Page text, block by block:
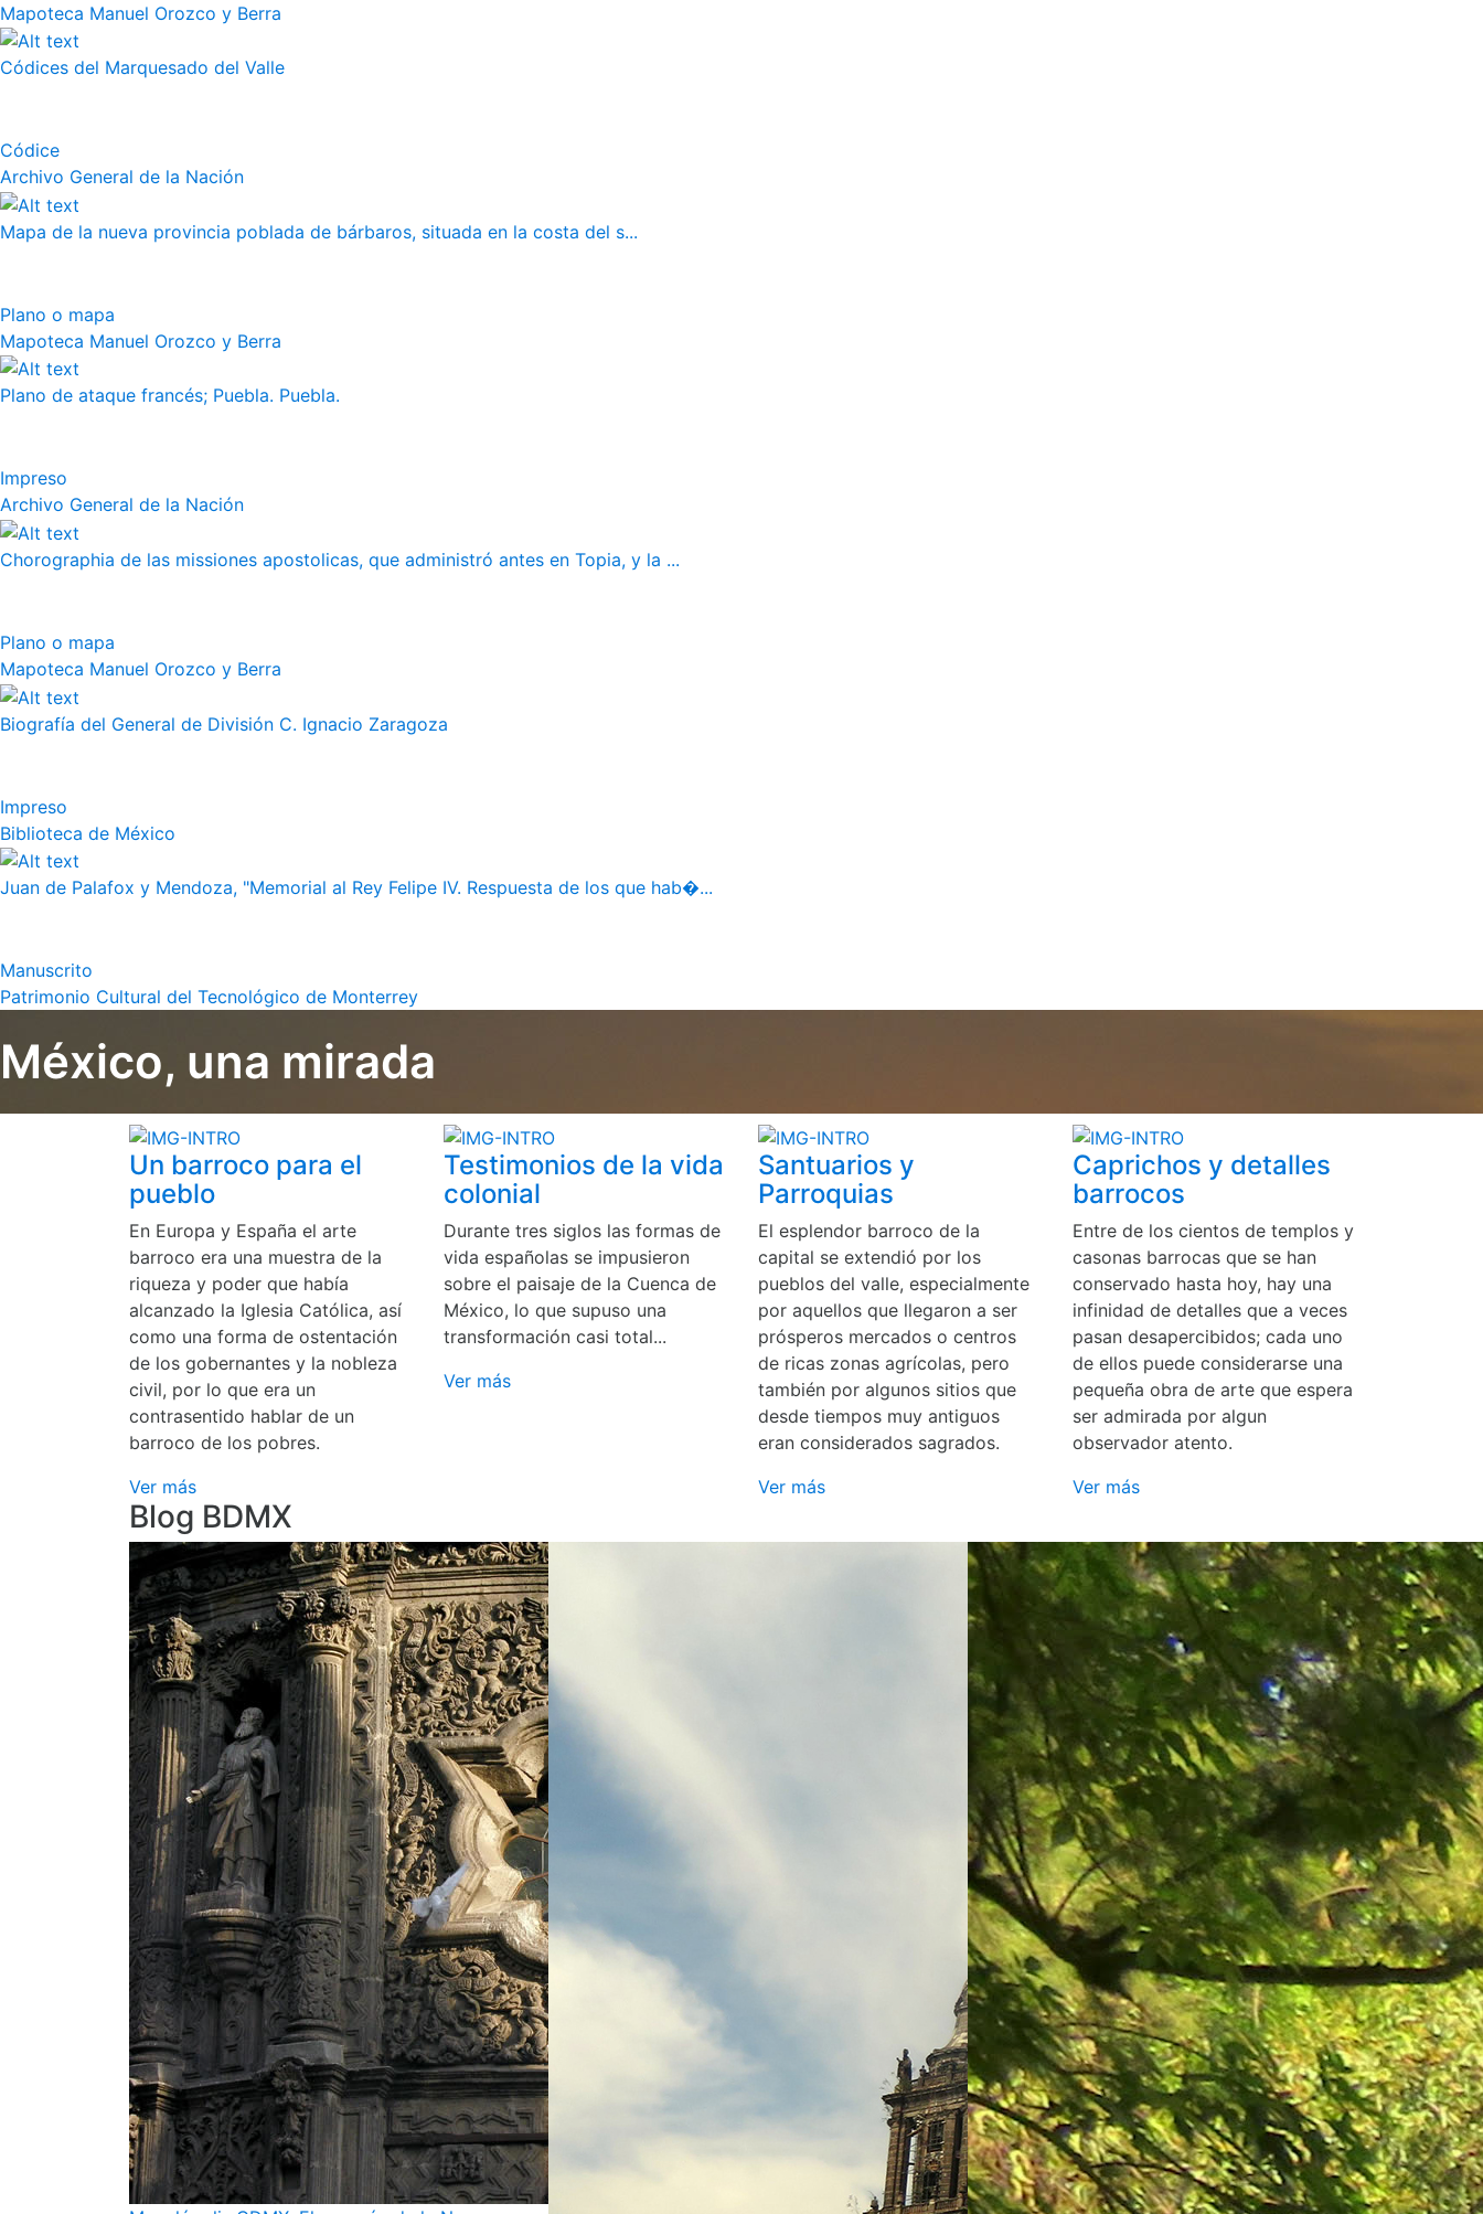
Mapoteca Manuel Orozco y Berra
Códices del Marquesado del Valle
Códice
Archivo General de la Nación
Mapa de la nueva provincia poblada de bárbaros, situada en la costa del s...
Plano o mapa
Mapoteca Manuel Orozco y Berra
Plano de ataque francés; Puebla. Puebla.
Impreso
Archivo General de la Nación
Chorographia de las missiones apostolicas, que administró antes en Topia, y la ...
Plano o mapa
Mapoteca Manuel Orozco y Berra
Biografía del General de División C. Ignacio Zaragoza
Impreso
Biblioteca de México
Juan de Palafox y Mendoza, "Memorial al Rey Felipe IV. Respuesta de los que hab�...
Manuscrito
Patrimonio Cultural del Tecnológico de Monterrey
México, una mirada
Un barroco para el
pueblo
En Europa y España el arte
barroco era una muestra de la
riqueza y poder que había
alcanzado la Iglesia Católica, así
como una forma de ostentación
de los gobernantes y la nobleza
civil, por lo que era un
contrasentido hablar de un
barroco de los pobres.
Ver más
Testimonios de la vida
colonial
Durante tres siglos las formas de
vida españolas se impusieron
sobre el paisaje de la Cuenca de
México, lo que supuso una
transformación casi total...
Ver más
Santuarios y
Parroquias
El esplendor barroco de la
capital se extendió por los
pueblos del valle, especialmente
por aquellos que llegaron a ser
prósperos mercados o centros
de ricas zonas agrícolas, pero
también por algunos sitios que
desde tiempos muy antiguos
eran considerados sagrados.
Ver más
Caprichos y detalles
barrocos
Entre de los cientos de templos y
casonas barrocas que se han
conservado hasta hoy, hay una
infinidad de detalles que a veces
pasan desapercibidos; cada uno
de ellos puede considerarse una
pequeña obra de arte que espera
ser admirada por algun
observador atento.
Ver más
Blog BDMX